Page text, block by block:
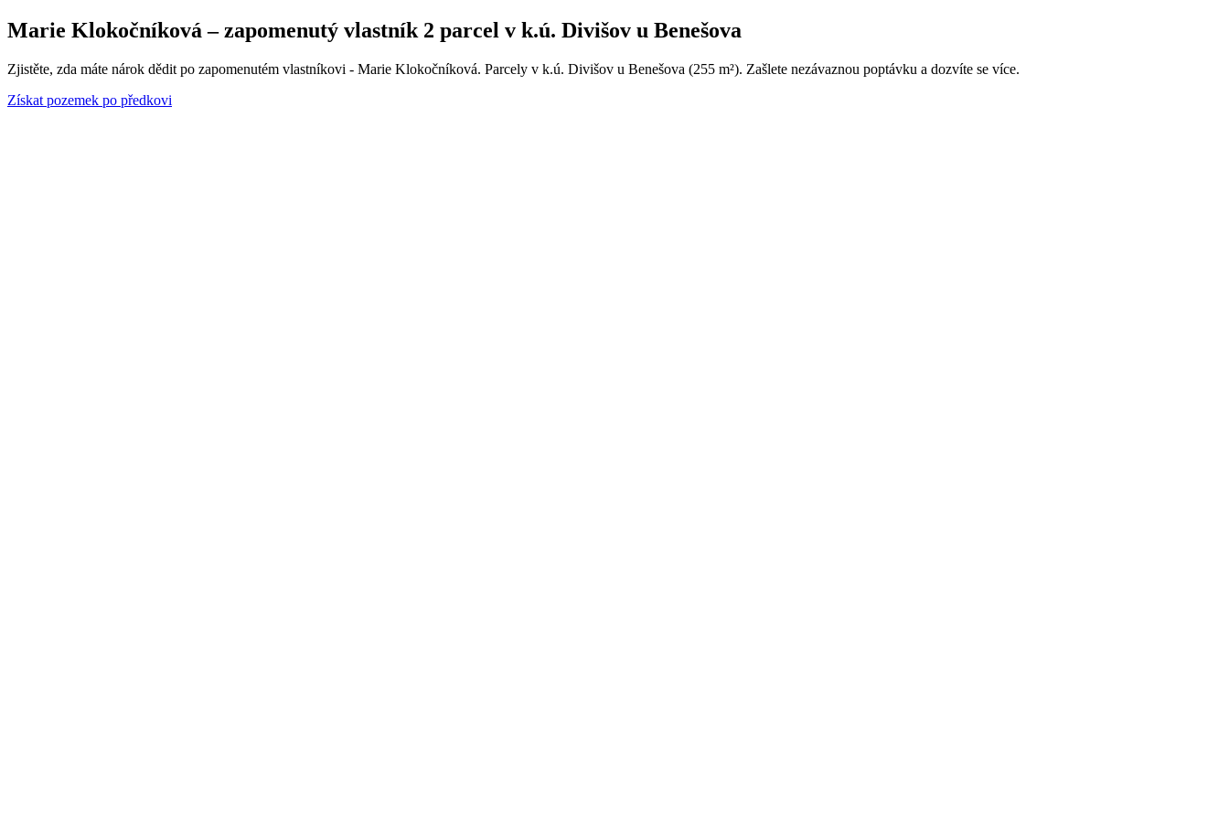
Marie Klokočníková – zapomenutý vlastník 2 parcel v k.ú. Divišov u Benešova
Zjistěte, zda máte nárok dědit po zapomenutém vlastníkovi - Marie Klokočníková. Parcely v k.ú. Divišov u Benešova (255 m²). Zašlete nezávaznou poptávku a dozvíte se více.
Získat pozemek po předkovi